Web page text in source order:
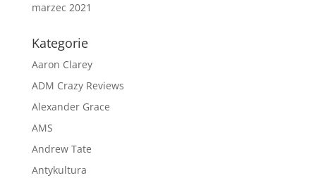
marzec 2021
Kategorie
Aaron Clarey
ADM Crazy Reviews
Alexander Grace
AMS
Andrew Tate
Antykultura